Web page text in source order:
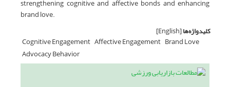
strengthening cognitive and affective bonds and enhancing
brand love.
کلیدواژه‌ها[English]
Cognitive Engagement Affective Engagement Brand Love
Advocacy Behavior